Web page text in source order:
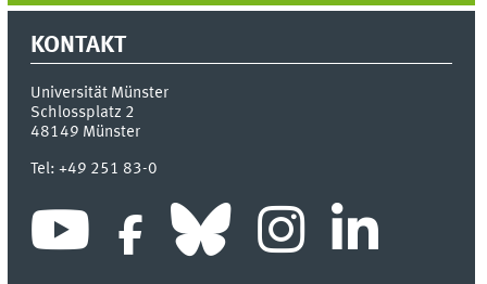
KONTAKT
Universität Münster
Schlossplatz 2
48149 Münster
Tel:+49 251 83-0